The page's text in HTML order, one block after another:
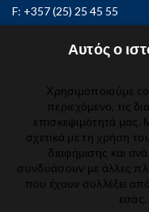
F: +357 (25) 25 45 55
Office 3, Kifisias and
© 2024 IBSCY Ltd /
Αυτός ο
Χρησιμοποιούμε
περιεχόμενο, τις
επισκεψιμότητά μας.
σχετικά με τη χρήση
διαφήμισης και
συνδυάσουν με άλλες
που έχουν συλλέξει
εσάς.